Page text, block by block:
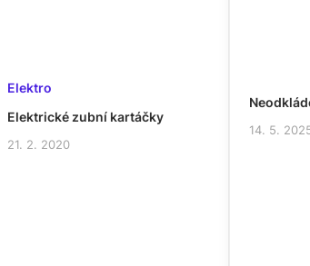
Elektro
Elektrické zubní kartáčky
21. 2. 2020
14. 5.